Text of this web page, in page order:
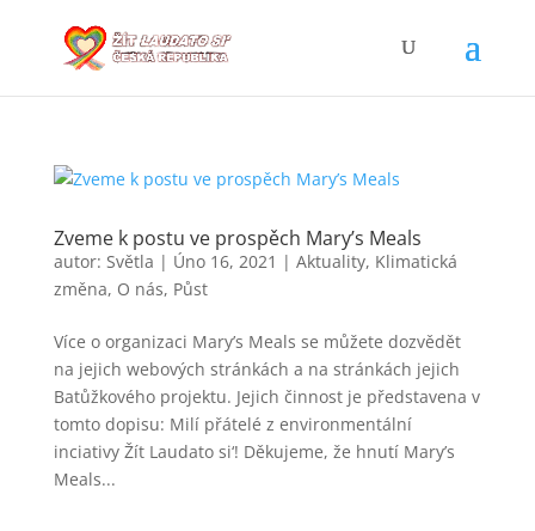
Zveme k postu ve prospěch Mary’s Meals
autor: Světla | Úno 16, 2021 | Aktuality, Klimatická
změna, O nás, Půst
Více o organizaci Mary’s Meals se můžete dozvědět
na jejich webových stránkách a na stránkách jejich
Batůžkového projektu. Jejich činnost je představena v
tomto dopisu: Milí přátelé z environmentální
inciativy Žít Laudato si‘! Děkujeme, že hnutí Mary’s
Meals...